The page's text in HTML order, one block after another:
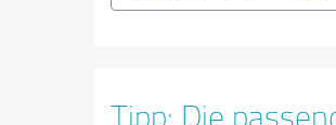
Tipp: Die